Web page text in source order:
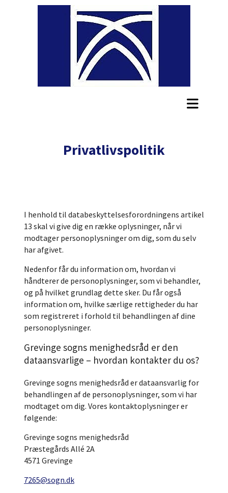
Privatlivspolitik
I henhold til databeskyttelsesforordningens artikel
13 skal vi give dig en række oplysninger, når vi
modtager personoplysninger om dig, som du selv
har afgivet.
Nedenfor får du information om, hvordan vi
håndterer de personoplysninger, som vi behandler,
og på hvilket grundlag dette sker. Du får også
information om, hvilke særlige rettigheder du har
som registreret i forhold til behandlingen af dine
personoplysninger.
Grevinge sogns menighedsråd er den
dataansvarlige – hvordan kontakter du os?
Grevinge sogns menighedsråd er dataansvarlig for
behandlingen af de personoplysninger, som vi har
modtaget om dig. Vores kontaktoplysninger er
følgende:
Grevinge sogns menighedsråd
Præstegårds Allé 2A
4571 Grevinge
7265@sogn.dk